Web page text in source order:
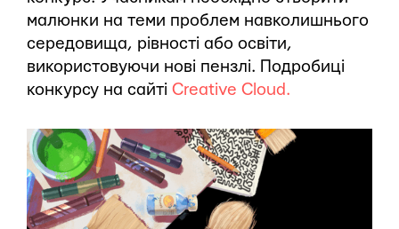
малюнки на теми проблем навколишнього
середовища, рівності або освіти,
використовуючи нові пензлі. Подробиці
конкурсу на сайті Creative Cloud.